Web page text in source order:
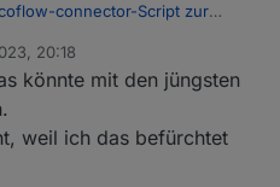
connector-Script zur
inecoflow-connector-Script
Leistungsanpassung
Problem
Version reigeschrieben.
20:18
könnte mit den jüngsten
weil ich das befürchtet